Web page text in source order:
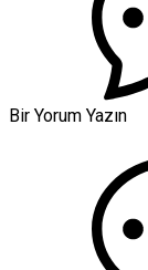
Bir Yorum Yazın